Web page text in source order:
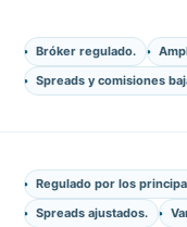
Bróker regulado.
Spreads y comisiones
Regulado por los
Spreads ajustados.